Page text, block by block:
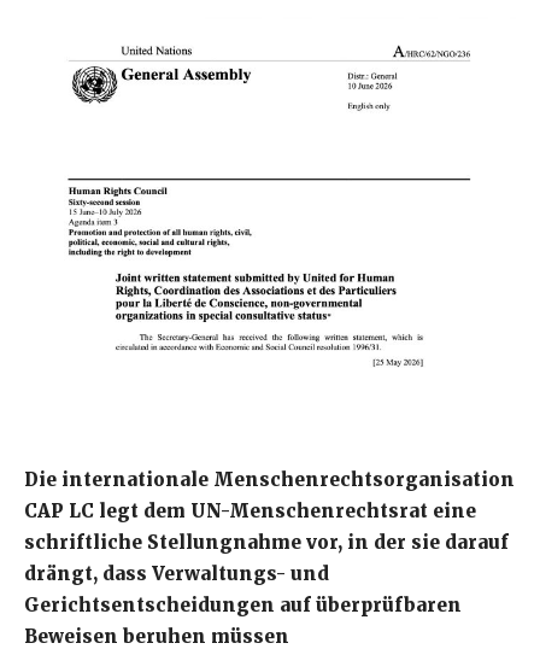
Die internationale Menschenrechtsorganisation
CAP LC legt dem UN-Menschenrechtsrat eine
schriftliche Stellungnahme vor, in der sie darauf
drängt, dass Verwaltungs- und
Gerichtsentscheidungen auf überprüfbaren
Beweisen beruhen müssen